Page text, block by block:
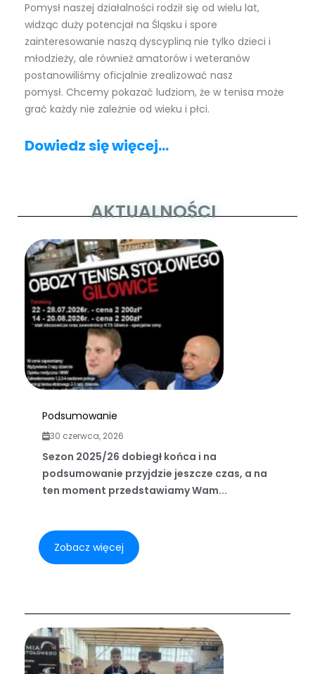
Pomysł naszej działalności rodził się od wielu lat,
widząc duży potencjał na Śląsku i spore
zainteresowanie naszą dyscypliną nie tylko dzieci i
młodzieży, ale również amatorów i weteranów
postanowiliśmy oficjalnie zrealizować nasz
pomysł. Chcemy pokazać ludziom, że w tenisa może
grać każdy nie zależnie od wieku i płci.
Dowiedz się więcej…
AKTUALNOŚCI
Podsumowanie
30 czerwca, 2026
Sezon 2025/26 dobiegł końca i na
podsumowanie przyjdzie jeszcze czas, a na
ten moment przedstawiamy Wam...
Zobacz więcej